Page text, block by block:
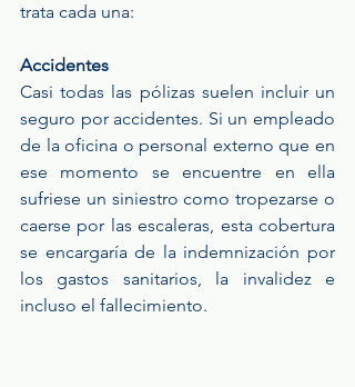
trata cada una:
Accidentes
Casi todas las pólizas suelen incluir un
seguro por accidentes. Si un empleado
de la oficina o personal externo que en
ese momento se encuentre en ella
sufriese un siniestro como tropezarse o
caerse por las escaleras, esta cobertura
se encargaría de la indemnización por
los gastos sanitarios, la invalidez e
incluso el fallecimiento.